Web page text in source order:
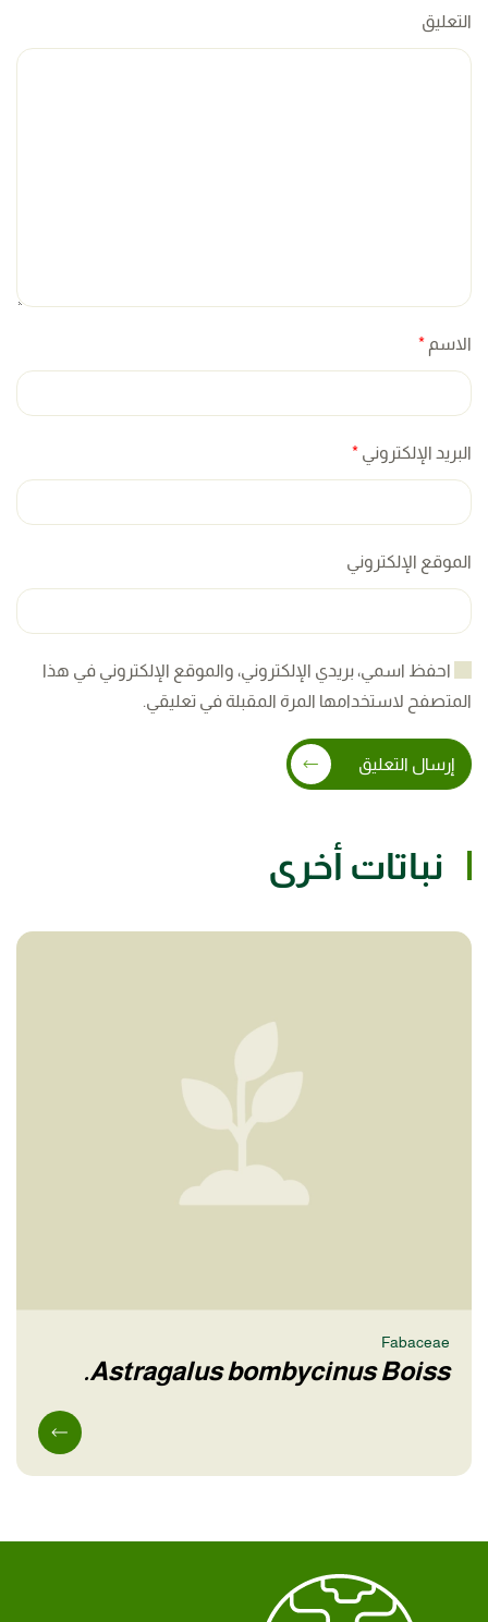
التعليق
الاسم *
البريد الإلكتروني *
الموقع الإلكتروني
احفظ اسمي، بريدي الإلكتروني، والموقع الإلكتروني في هذا
المتصفح لاستخدامها المرة المقبلة في تعليقي.
إرسال التعليق
نباتات أخرى
Fabaceae
Astragalus bombycinus Boiss.